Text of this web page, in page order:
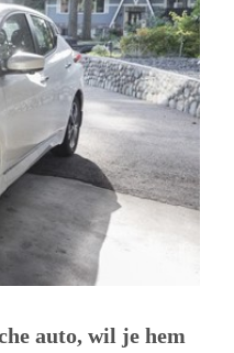
auto, wil je hem